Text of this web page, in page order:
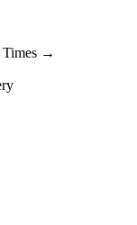
Times →